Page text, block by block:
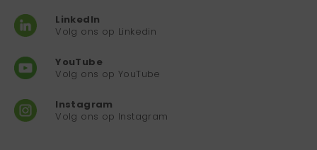
LinkedIn
Volg ons op Linkedin
YouTube
Volg ons op YouTube
Instagram
Volg ons op Instagram